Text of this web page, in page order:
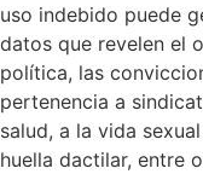
uso indebido puede
datos que revelen el
política, las
pertenencia a
salud, a la vida
huella dactilar, entre